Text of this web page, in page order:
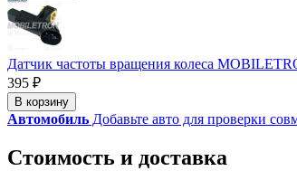
Датчик частоты вращения колеса
395 ₽
В корзину
Автомобиль Добавьте авто для проверки
Стоимость и доставка